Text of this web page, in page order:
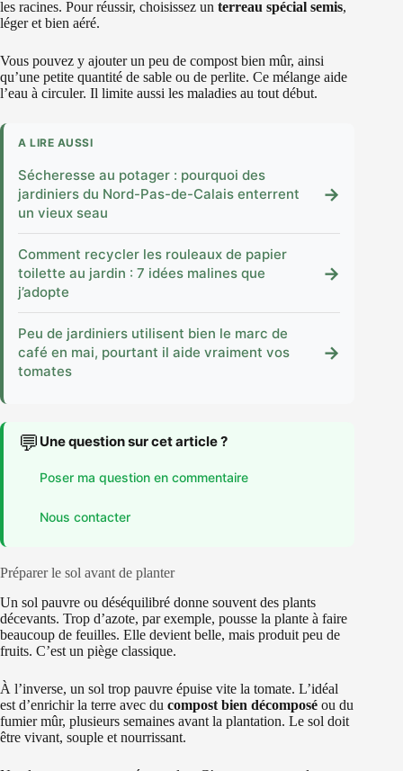
les racines. Pour réussir, choisissez un terreau spécial semis,
léger et bien aéré.
Vous pouvez y ajouter un peu de compost bien mûr, ainsi
qu’une petite quantité de sable ou de perlite. Ce mélange aide
l’eau à circuler. Il limite aussi les maladies au tout début.
A LIRE AUSSI
Sécheresse au potager : pourquoi des
jardiniers du Nord-Pas-de-Calais enterrent
un vieux seau
→
Comment recycler les rouleaux de papier
toilette au jardin : 7 idées malines que
j’adopte
→
Peu de jardiniers utilisent bien le marc de
café en mai, pourtant il aide vraiment vos
tomates
→
💬 Une question sur cet article ?
Poser ma question en commentaire
Nous contacter
Préparer le sol avant de planter
Un sol pauvre ou déséquilibré donne souvent des plants
décevants. Trop d’azote, par exemple, pousse la plante à faire
beaucoup de feuilles. Elle devient belle, mais produit peu de
fruits. C’est un piège classique.
À l’inverse, un sol trop pauvre épuise vite la tomate. L’idéal
est d’enrichir la terre avec du compost bien décomposé ou du
fumier mûr, plusieurs semaines avant la plantation. Le sol doit
être vivant, souple et nourrissant.